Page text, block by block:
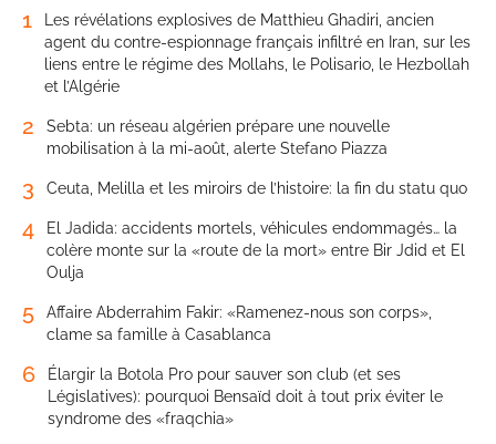
1
Les révélations explosives de Matthieu Ghadiri, ancien
agent du contre-espionnage français infiltré en Iran, sur les
liens entre le régime des Mollahs, le Polisario, le Hezbollah
et l’Algérie
2
Sebta: un réseau algérien prépare une nouvelle
mobilisation à la mi-août, alerte Stefano Piazza
3 Ceuta, Melilla et les miroirs de l’histoire: la fin du statu quo
4
El Jadida: accidents mortels, véhicules endommagés… la
colère monte sur la «route de la mort» entre Bir Jdid et El
Oulja
5
Affaire Abderrahim Fakir: «Ramenez-nous son corps»,
clame sa famille à Casablanca
6
Élargir la Botola Pro pour sauver son club (et ses
Législatives): pourquoi Bensaïd doit à tout prix éviter le
syndrome des «fraqchia»